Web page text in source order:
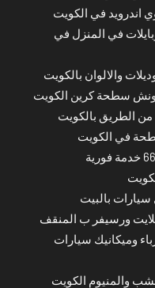
اندرويد في الكويت
في المنزل في
والالوان بالكويت
سطحة كرين الكويت
الطريق بالكويت
في الكويت
بالبيت
ورسيفر ب المنقف
وميكانيك سيارات
والمنيوم الكويت